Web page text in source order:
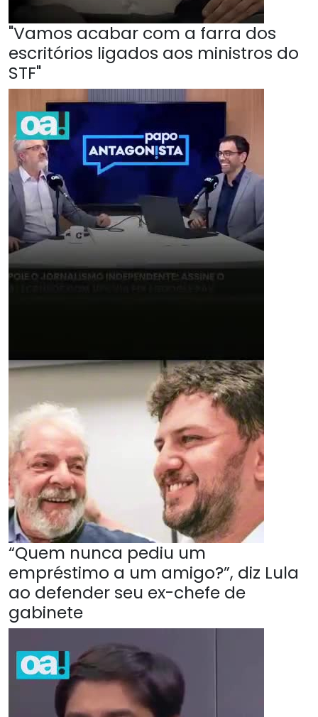
"Vamos acabar com a farra dos
escritórios ligados aos ministros do
STF"
“Quem nunca pediu um
empréstimo a um amigo?”, diz Lula
ao defender seu ex-chefe de
gabinete